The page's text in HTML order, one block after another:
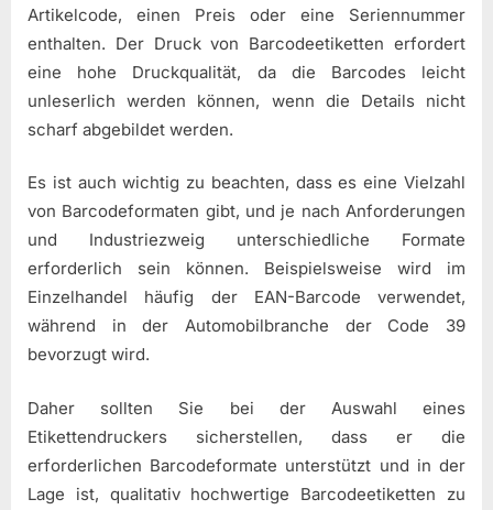
Artikelcode, einen Preis oder eine Seriennummer
enthalten. Der Druck von Barcodeetiketten erfordert
eine hohe Druckqualität, da die Barcodes leicht
unleserlich werden können, wenn die Details nicht
scharf abgebildet werden.
Es ist auch wichtig zu beachten, dass es eine Vielzahl
von Barcodeformaten gibt, und je nach Anforderungen
und Industriezweig unterschiedliche Formate
erforderlich sein können. Beispielsweise wird im
Einzelhandel häufig der EAN-Barcode verwendet,
während in der Automobilbranche der Code 39
bevorzugt wird.
Daher sollten Sie bei der Auswahl eines
Etikettendruckers sicherstellen, dass er die
erforderlichen Barcodeformate unterstützt und in der
Lage ist, qualitativ hochwertige Barcodeetiketten zu